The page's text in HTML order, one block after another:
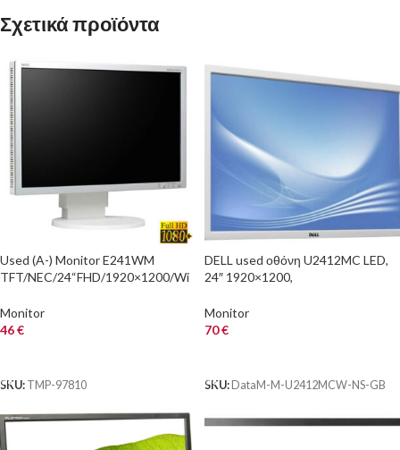
Σχετικά προϊόντα
Used (A-) Monitor E241WM
TFT/NEC/24“FHD/1920×1200/Wi
D
Monitor
46€
SKU: TMP-97810
DELL used οθόνη U2412MC LED,
24″ 1920×1200,
βάση, Grade B
Monitor
70€
SKU: DataM-M-U2412MCW-NS-GB